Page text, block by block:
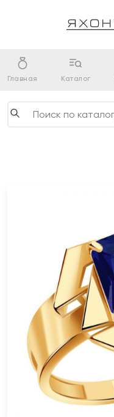
Главная Каталог